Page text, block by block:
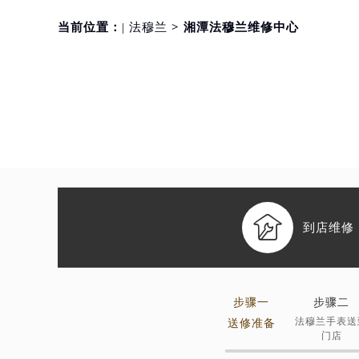
当前位置： | 法穆兰 > 湘潭法穆兰维修中心
 到店维修
步骤一
送修准备
步骤二
法穆兰手表
门店